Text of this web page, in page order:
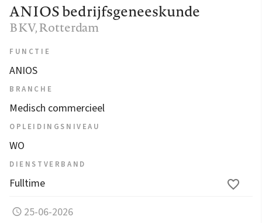
ANIOS bedrijfsgeneeskunde
BKV, Rotterdam
FUNCTIE
ANIOS
BRANCHE
Medisch commercieel
OPLEIDINGSNIVEAU
WO
DIENSTVERBAND
Fulltime
25-06-2026